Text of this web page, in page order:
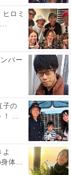
ロミ
バー
子の
！ ...
よ
身体...